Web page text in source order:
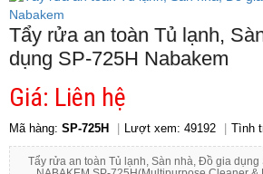
Tẩy rửa an toàn Tủ lạnh,
dụng SP-725H Nabakem
Giá: Liên hệ
Mã hàng: SP-725H Lượt xem: 49192 Tình
Tẩy rửa an toàn Tủ lạnh, Sàn nhà, Đồ gia